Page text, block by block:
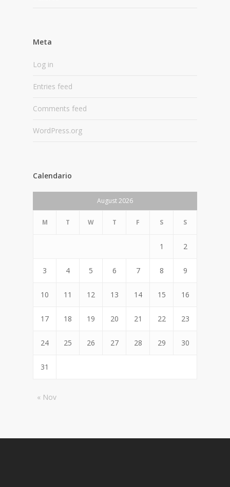
Meta
Log in
Entries feed
Comments feed
WordPress.org
Calendario
August 2026
M T W T F S S
1 2
3 4 5 6 7 8 9
10 11 12 13 14 15 16
17 18 19 20 21 22 23
24 25 26 27 28 29 30
31
« Nov